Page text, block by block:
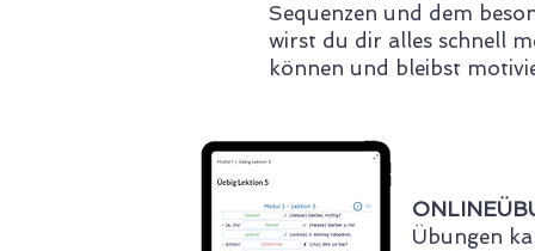
Sequenzen und dem
wirst du dir alles schnell
können und bleibst
Übungen